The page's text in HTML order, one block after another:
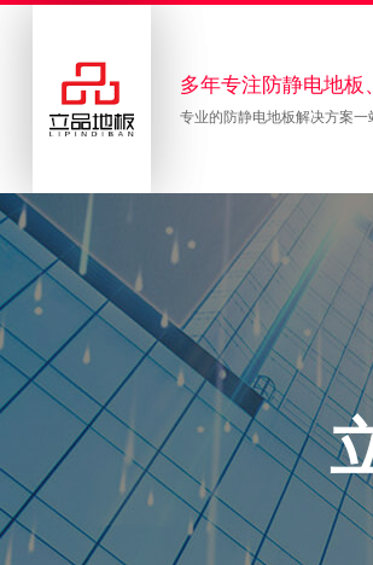
多年专注防静电地板
专业的防静电地板解决方案一